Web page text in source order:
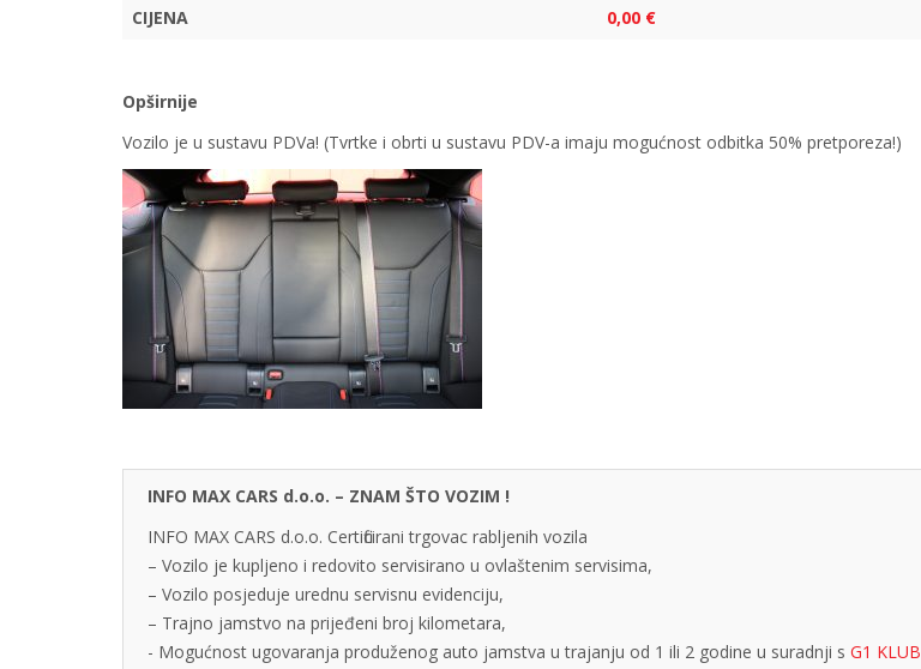
CIJENA
0,00 €
Opširnije
Vozilo je u sustavu PDVa! (Tvrtke i obrti u sustavu PDV-a imaju mogućnost odbitka 50% pretporeza!)
INFO MAX CARS d.o.o. – ZNAM ŠTO VOZIM !
INFO MAX CARS d.o.o. Certificirani trgovac rabljenih vozila
– Vozilo je kupljeno i redovito servisirano u ovlaštenim servisima,
– Vozilo posjeduje urednu servisnu evidenciju,
– Trajno jamstvo na prijeđeni broj kilometara,
- Mogućnost ugovaranja produženog auto jamstva u trajanju od 1 ili 2 godine u suradnji s G1 KLUB